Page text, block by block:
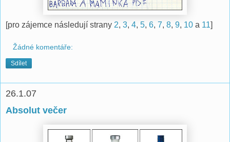
[pro zájemce následují strany 2, 3, 4, 5, 6, 7, 8, 9, 10 a 11]
Žádné komentáře:
Sdílet
26.1.07
Absolut večer